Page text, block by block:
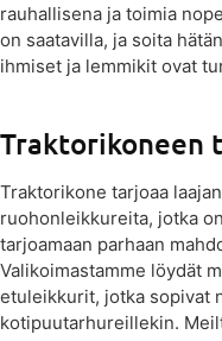
rauhallisena ja toimia
on saatavilla, ja soita
ihmiset ja lemmikit ovat
Traktorikoneen
Traktorikone tarjoaa
ruohonleikkureita, jotka
tarjoamaan parhaan
Valikoimastamme löydät
etuleikkurit, jotka sopivat
kotipuutarhureillekin.